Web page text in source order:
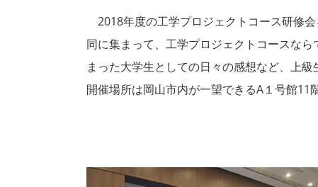
2018年度の工学プロジェクトコース研修
同に集まって、工学プロジェクトコースな
まった大学生としての日々の感想など、上
開催場所は岡山市内が一望できるA１号館11